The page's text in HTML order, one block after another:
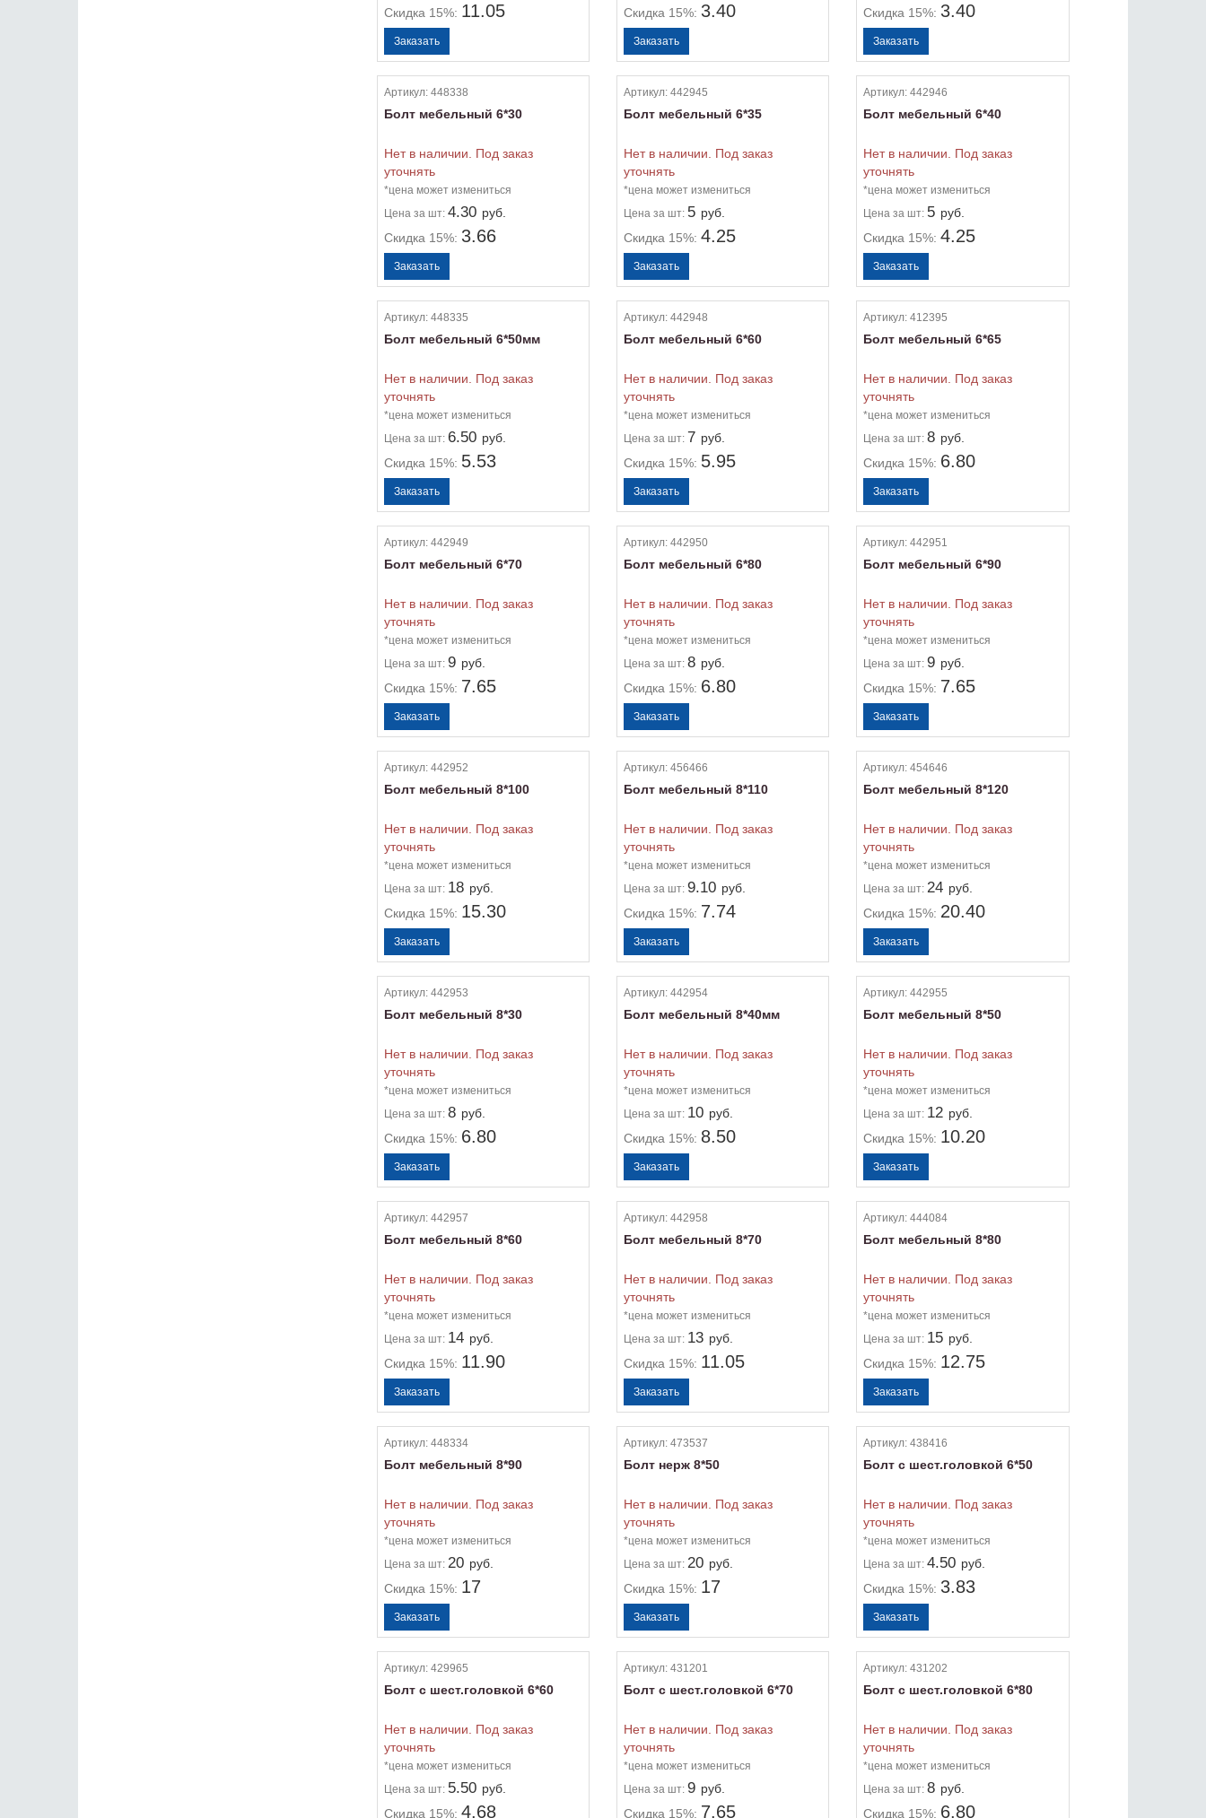
Скидка 15%: 11.05
Скидка 15%: 3.40
Скидка 15%: 3.40
Артикул: 448338
Болт мебельный 6*30
Нет в наличии. Под заказ
уточнять
*цена может измениться
Ценаза шт: 4.30 руб.
Скидка 15%: 3.66
Артикул: 442945
Болт мебельный 6*35
Нет в наличии. Под заказ
уточнять
*цена может измениться
Ценаза шт: 5 руб.
Скидка 15%: 4.25
Артикул:442946
Болт мебельный 6*40
Нет в наличии. Под заказ
уточнять
*цена может измениться
Цена за шт: 5 руб.
Скидка 15%:4.25
Артикул: 448335
Болт мебельный 6*50мм
Нет в наличии. Под заказ
уточнять
*цена может измениться
Ценаза шт: 6.50 руб.
Скидка 15%: 5.53
Артикул: 442948
Болт мебельный 6*60
Нет в наличии. Под заказ
уточнять
*цена может измениться
Ценаза шт: 7 руб.
Скидка 15%: 5.95
Артикул:412395
Болт мебельный 6*65
Нет в наличии. Под заказ
уточнять
*цена может измениться
Цена за шт:8 руб.
Скидка 15%: 6.80
Артикул: 442949
Болт мебельный 6*70
Нет в наличии. Под заказ
уточнять
*цена может измениться
Ценаза шт: 9 руб.
Скидка 15%: 7.65
Артикул: 442950
Болт мебельный 6*80
Нет в наличии. Под заказ
уточнять
*цена может измениться
Ценаза шт: 8 руб.
Скидка 15%: 6.80
Артикул:442951
Болт мебельный 6*90
Нет в наличии. Под заказ
уточнять
*цена может измениться
Цена за шт:9 руб.
Скидка 15%: 7.65
Артикул: 442952
Болт мебельный 8*100
Нет в наличии. Под заказ
уточнять
*цена может измениться
Ценаза шт: 18 руб.
Скидка 15%: 15.30
Артикул: 456466
Болт мебельный 8*110
Нет в наличии. Под заказ
уточнять
*цена может измениться
Ценаза шт: 9.10 руб.
Скидка 15%: 7.74
Артикул:454646
Болт мебельный 8*120
Нет в наличии. Под заказ
уточнять
*цена может измениться
Цена за шт:24 руб.
Скидка 15%: 20.40
Артикул: 442953
Болт мебельный 8*30
Нет в наличии. Под заказ
уточнять
*цена может измениться
Ценаза шт: 8 руб.
Скидка 15%: 6.80
Артикул: 442954
Болт мебельный 8*40мм
Нет в наличии. Под заказ
уточнять
*цена может измениться
Ценаза шт: 10 руб.
Скидка 15%: 8.50
Артикул:442955
Болт мебельный 8*50
Нет в наличии. Под заказ
уточнять
*цена может измениться
Цена за шт: 12 руб.
Скидка 15%: 10.20
Артикул: 442957
Болт мебельный 8*60
Нет в наличии. Под заказ
уточнять
*цена может измениться
Ценаза шт: 14 руб.
Скидка 15%: 11.90
Артикул: 442958
Болт мебельный 8*70
Нет в наличии. Под заказ
уточнять
*цена может измениться
Ценаза шт: 13 руб.
Скидка 15%: 11.05
Артикул:444084
Болт мебельный 8*80
Нет в наличии. Под заказ
уточнять
*цена может измениться
Цена за шт: 15 руб.
Скидка 15%: 12.75
Артикул: 448334
Болт мебельный 8*90
Нет в наличии. Под заказ
уточнять
*цена может измениться
Ценаза шт: 20 руб.
Скидка 15%: 17
Артикул: 473537
Болт нерж 8*50
Нет в наличии. Под заказ
уточнять
*цена может измениться
Ценаза шт: 20 руб.
Скидка 15%: 17
Артикул:438416
Болт с шест.головкой 6*50
Нет в наличии. Под заказ
уточнять
*цена может измениться
Цена за шт:4.50 руб.
Скидка 15%: 3.83
Артикул: 429965
Болт с шест.головкой 6*60
Нет в наличии. Под заказ
уточнять
*цена может измениться
Ценаза шт: 5.50 руб.
Скидка 15%: 4.68
Артикул: 431201
Болт с шест.головкой 6*70
Нет в наличии. Под заказ
уточнять
*цена может измениться
Ценаза шт: 9 руб.
Скидка 15%: 7.65
Артикул:431202
Болт с шест.головкой 6*80
Нет в наличии. Под заказ
уточнять
*цена может измениться
Цена за шт:8 руб.
Скидка 15%: 6.80